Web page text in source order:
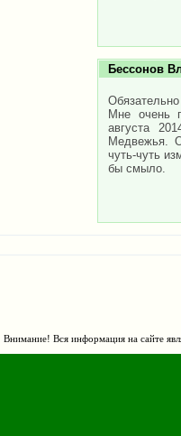
Бессонов
Мне очень
августа
Медвежья.
чуть-чуть
бы смыло.
Внимание! Вся информация на сайте